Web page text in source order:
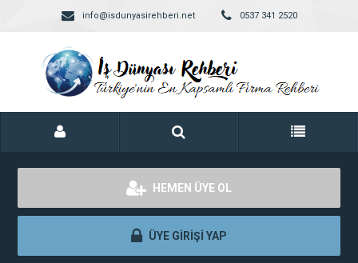
info@isdunyasirehberi.net 0537 341 2520
HEMEN ÜYE OL
ÜYE GİRİŞİ YAP